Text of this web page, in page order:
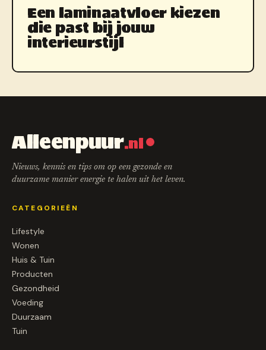
Een laminaatvloer kiezen
die past bij jouw
interieurstijl
Alleenpuur.nl
Nieuws, kennis en tips om op een gezonde en
duurzame manier energie te halen uit het leven.
CATEGORIEËN
Lifestyle
Wonen
Huis & Tuin
Producten
Gezondheid
Voeding
Duurzaam
Tuin